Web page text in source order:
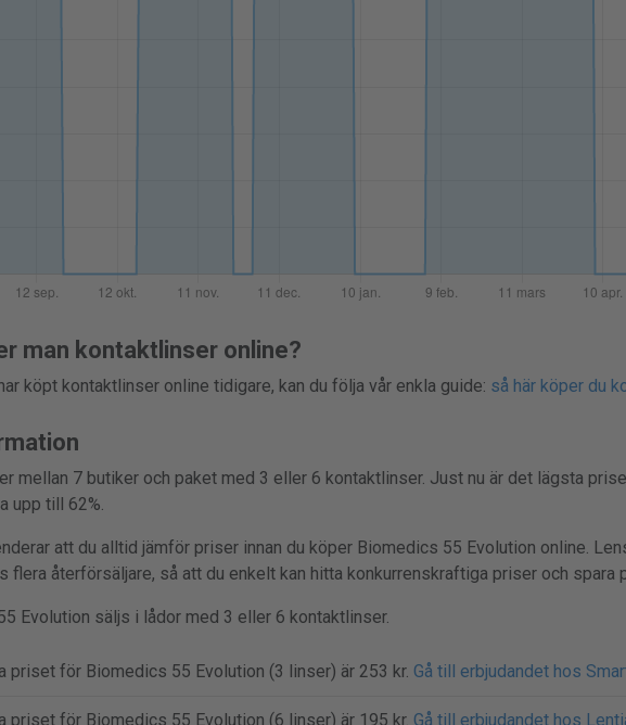
man kontaktlinser online?
köpt kontaktlinser online tidigare, kan du följa vår enkla guide: så här köper du
mellan 7 butiker och paket med 3 eller 6 kontaktlinser. Just nu är det lägsta
upp till 62%.
att du alltid jämför priser innan du köper Biomedics 55 Evolution online.
flera återförsäljare, så att du enkelt kan hitta konkurrenskraftiga priser och spara
Evolution säljs i lådor med 3 eller 6 kontaktlinser.
priset för Biomedics 55 Evolution (3 linser) är 253 kr. Gå till erbjudandet hos
priset för Biomedics 55 Evolution (6 linser) är 195 kr. Gå till erbjudandet hos